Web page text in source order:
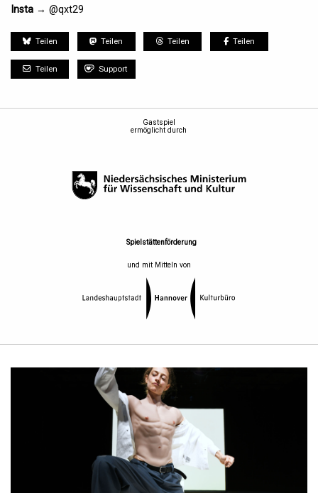
Insta → @qxt29
Teilen Teilen Teilen Teilen
Teilen Support
Gastspiel
ermöglicht durch
Spielstättenförderung
und mit Mitteln von